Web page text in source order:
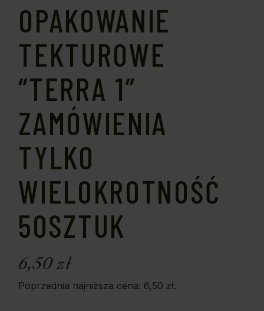
OPAKOWANIE
TEKTUROWE
“TERRA 1”
ZAMÓWIENIA
TYLKO
WIELOKROTNOŚĆ
50SZTUK
6,50zł
Poprzednia najniższa cena: 6,50 zł.